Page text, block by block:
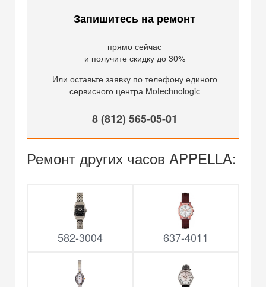
Запишитесь на ремонт
прямо сейчас
и получите скидку до 30%
Или оставьте заявку по телефону единого
сервисного центра Motechnologic
8 (812) 565-05-01
Ремонт других часов APPELLA:
582-3004 637-4011